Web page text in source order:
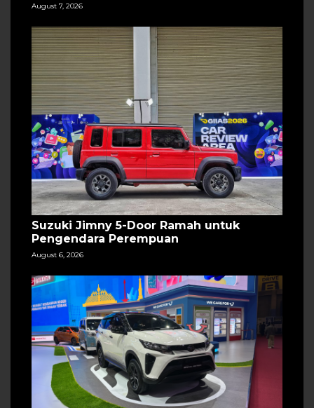
August 7, 2026
Suzuki Jimny 5-Door Ramah untuk
Pengendara Perempuan
August 6, 2026